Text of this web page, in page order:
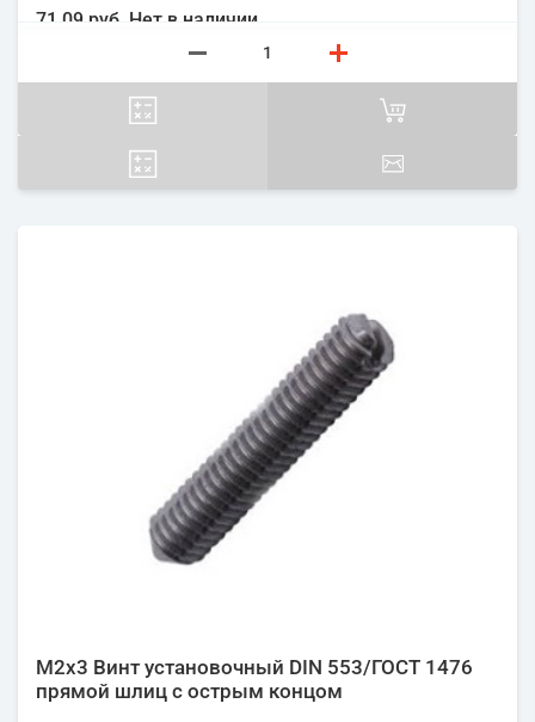
71.09 руб. Нет в наличии
М2х3 Винт установочный DIN 553/ГОСТ 1476
прямой шлиц с острым концом